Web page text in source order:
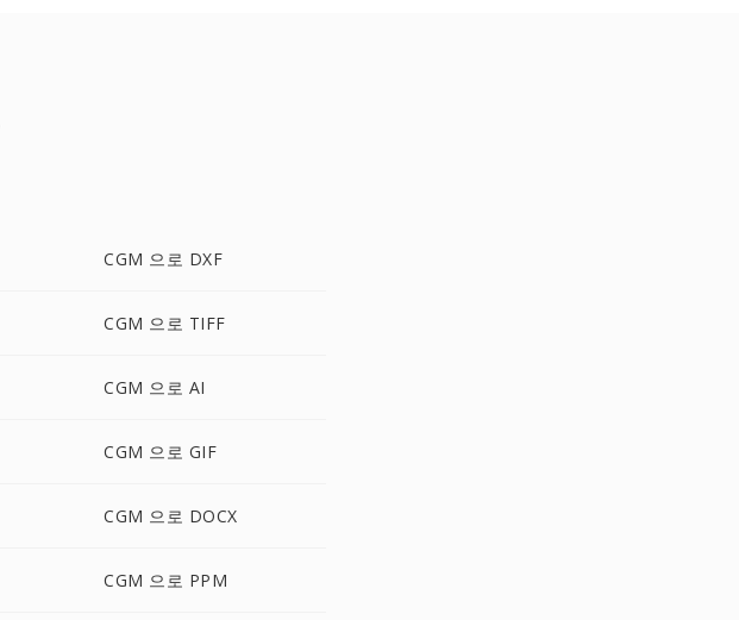
CGM 으로 DXF
CGM 으로 TIFF
CGM 으로 AI
CGM 으로 GIF
CGM 으로 DOCX
CGM 으로 PPM